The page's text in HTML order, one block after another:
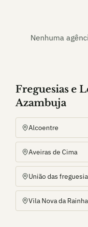
Nenhuma
Freguesias e
Azambuja
Alcoentre
Aveiras de Cima
Vila Nova da Rainha